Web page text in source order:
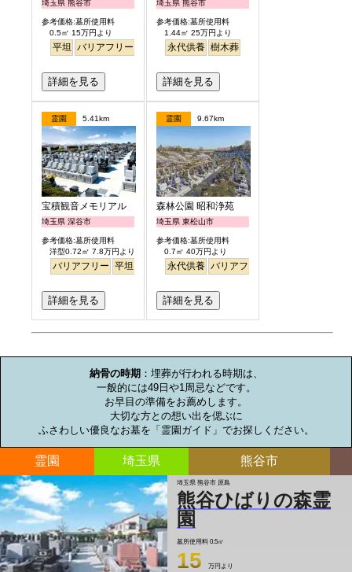
埼玉県 熊谷市
参考価格:墓所使用料
0.5㎡ 15万円より
平坦 バリアフリー 永代供養
詳細を見る
埼玉県 熊谷市
参考価格:墓所使用料
1.44㎡ 25万円より
永代供養 樹木葬
詳細を見る
霊園 5.41km
宝積観音メモリアル 悠久の丘
埼玉県 深谷市
参考価格:墓所使用料
洋型0.72㎡ 7.8万円より
バリアフリー 平坦
詳細を見る
霊園 9.67km
森林公園 昭和浄苑
埼玉県 東松山市
参考価格:墓所使用料
0.7㎡ 40万円より
永代供養 バリアフリー
詳細を見る
納骨の時期 ：埋葬が行われる時期は、
一般的には49日や1周忌などです。
お早目の準備をお薦めします。
大切な方との想い出を偲ぶに
ふさわしい優良なお墓を「霊園ガイド」でお探しください。
霊園 埼玉県 熊谷市
埼玉県 熊谷市 原島
熊谷ひばりの森霊
園
墓所使用料 0.5㎡
15 万円より